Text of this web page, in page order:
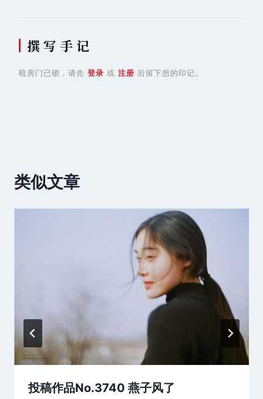
撰 写 手 记
暗房门已锁，请先 登录 或 注册 后留下您的印记。
类似文章
投稿作品No.3740 燕子风了